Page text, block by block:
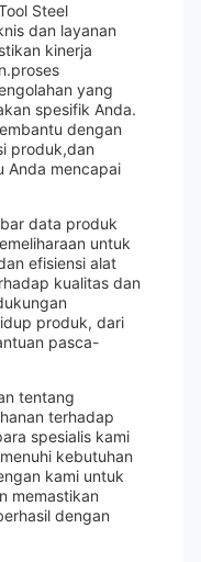
Steel
dan layanan
kinerja
yang
spesifik Anda.
dengan
produk,dan
Anda mencapai
data produk
untuk
efisiensi alat
kualitas dan
produk, dari
pasca-
tentang
terhadap
spesialis kami
kebutuhan
kami untuk
memastikan
dengan